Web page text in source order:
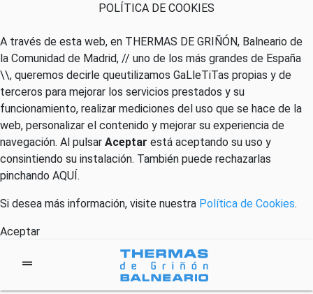
POLÍTICA DE COOKIES
A través de esta web, en THERMAS DE GRIÑÓN, Balneario de
la Comunidad de Madrid, // uno de los más grandes de España
\\, queremos decirle queutilizamos GaLleTiTas propias y de
terceros para mejorar los servicios prestados y su
funcionamiento, realizar mediciones del uso que se hace de la
web, personalizar el contenido y mejorar su experiencia de
navegación. Al pulsar Aceptar está aceptando su uso y
consintiendo su instalación. También puede rechazarlas
pinchando AQUÍ.
Si desea más información, visite nuestra Política de Cookies.
Aceptar